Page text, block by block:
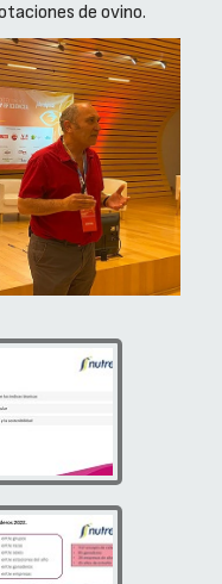
de ovino.